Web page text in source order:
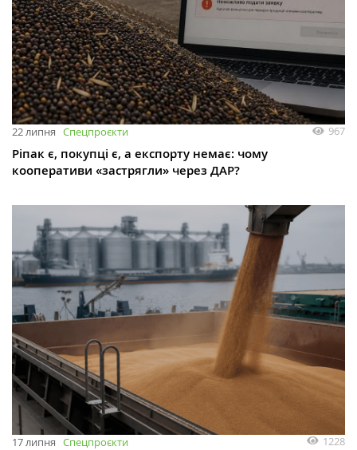
22 липня Спецпроєкти 967
Ріпак є, покупці є, а експорту немає: чому
кооперативи «застрягли» через ДАР?
17 липня Спецпроєкти 1228